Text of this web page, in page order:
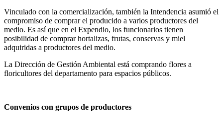
Vinculado con la comercialización, también la Intendencia asumió el
compromiso de comprar el producido a varios productores del
medio. Es así que en el Expendio, los funcionarios tienen
posibilidad de comprar hortalizas, frutas, conservas y miel
adquiridas a productores del medio.
La Dirección de Gestión Ambiental está comprando flores a
floricultores del departamento para espacios públicos.
Convenios con grupos de productores